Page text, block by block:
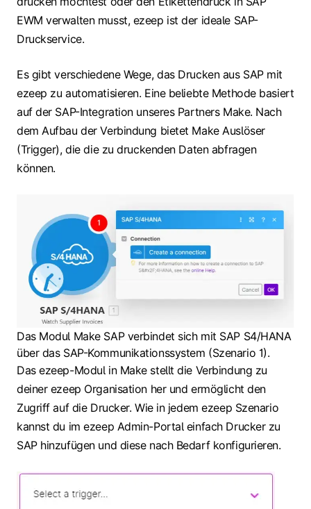
EWM verwalten musst, ezeep ist der ideale SAP-
Druckservice.
Es gibt verschiedene Wege, das Drucken aus SAP mit
ezeep zu automatisieren. Eine beliebte Methode basiert
auf der SAP-Integration unseres Partners Make. Nach
dem Aufbau der Verbindung bietet Make Auslöser
(Trigger), die die zu druckenden Daten abfragen
können.
Das Modul Make SAP verbindet sich mit SAP S4/HANA
über das SAP-Kommunikationssystem (Szenario 1).
Das ezeep-Modul in Make stellt die Verbindung zu
deiner ezeep Organisation her und ermöglicht den
Zugriff auf die Drucker. Wie in jedem ezeep Szenario
kannst du im ezeep Admin-Portal einfach Drucker zu
SAP hinzufügen und diese nach Bedarf konfigurieren.